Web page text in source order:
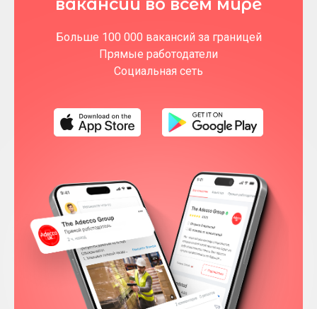
вакансий во всем мире
Больше 100 000 вакансий за границей
Прямые работодатели
Социальная сеть